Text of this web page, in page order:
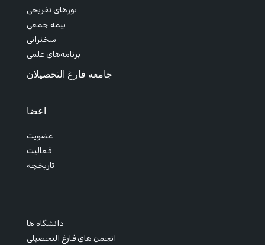
تورهای تفریحی
بیمه جمعی
سخنرانی
برنامه‌های علمی
جامعه فارغ التحصیلان
اعضا
عضویت
فعالیت
تاریخچه
دانشگاه ها
انجمن های فارغ التحصیلی